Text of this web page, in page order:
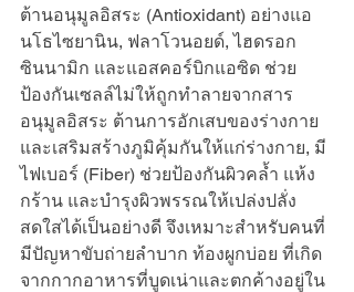
ต้านอนุมูลอิสระ (Antioxidant) อย่างแอ
นโธไซยานิน, ฟลาโวนอยด์, ไฮดรอก
ซินนามิก และแอสคอร์บิกแอซิด ช่วย
ป้องกันเซลล์ไม่ให้ถูกทำลายจากสาร
อนุมูลอิสระ ต้านการอักเสบของร่างกาย
และเสริมสร้างภูมิคุ้มกันให้แก่ร่างกาย, มี
ไฟเบอร์ (Fiber) ช่วยป้องกันผิวคล้ำ แห้ง
กร้าน และบำรุงผิวพรรณให้เปล่งปลั่ง
สดใสได้เป็นอย่างดี จึงเหมาะสำหรับคนที่
มีปัญหาขับถ่ายลำบาก ท้องผูกบ่อย ที่เกิด
จากกากอาหารที่บูดเน่าและตกค้างอยู่ใน